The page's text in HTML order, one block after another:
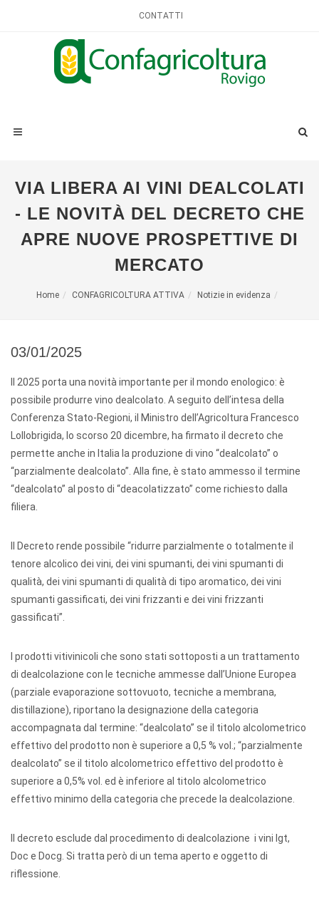
CONTATTI
VIA LIBERA AI VINI DEALCOLATI
- LE NOVITÀ DEL DECRETO CHE
APRE NUOVE PROSPETTIVE DI
MERCATO
Home CONFAGRICOLTURA ATTIVA Notizie in evidenza
03/01/2025
Il 2025 porta una novità importante per il mondo enologico: è
possibile produrre vino dealcolato. A seguito dell’intesa della
Conferenza Stato-Regioni, il Ministro dell’Agricoltura Francesco
Lollobrigida, lo scorso 20 dicembre, ha firmato il decreto che
permette anche in Italia la produzione di vino “dealcolato” o
“parzialmente dealcolato”. Alla fine, è stato ammesso il termine
“dealcolato” al posto di “deacolatizzato” come richiesto dalla
filiera.
Il Decreto rende possibile “ridurre parzialmente o totalmente il
tenore alcolico dei vini, dei vini spumanti, dei vini spumanti di
qualità, dei vini spumanti di qualità di tipo aromatico, dei vini
spumanti gassificati, dei vini frizzanti e dei vini frizzanti
gassificati”.
I prodotti vitivinicoli che sono stati sottoposti a un trattamento
di dealcolazione con le tecniche ammesse dall’Unione Europea
(parziale evaporazione sottovuoto, tecniche a membrana,
distillazione), riportano la designazione della categoria
accompagnata dal termine: “dealcolato” se il titolo alcolometrico
effettivo del prodotto non è superiore a 0,5 % vol.; “parzialmente
dealcolato” se il titolo alcolometrico effettivo del prodotto è
superiore a 0,5% vol. ed è inferiore al titolo alcolometrico
effettivo minimo della categoria che precede la dealcolazione.
Il decreto esclude dal procedimento di dealcolazione i vini Igt,
Doc e Docg. Si tratta però di un tema aperto e oggetto di
riflessione.